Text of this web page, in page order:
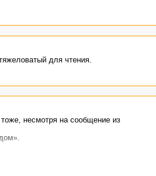
для чтения.
несмотря на сообщение из